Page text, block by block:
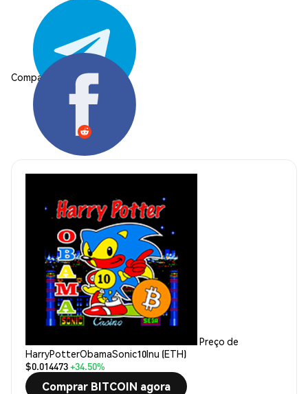
Compartilhar:
Preço de
HarryPotterObamaSonic10Inu (ETH)
$0.014473+34.50%
Comprar BITCOIN agora